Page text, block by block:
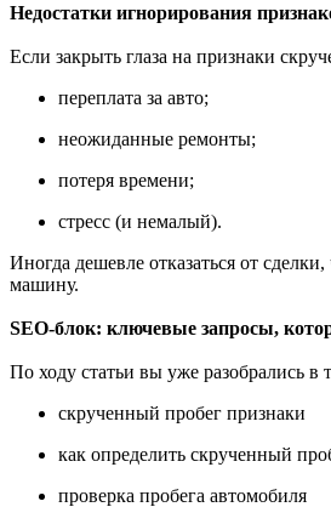
Недостатки игнорирования
Если закрыть глаза на признаки
переплата за авто;
неожиданные ремонты;
потеря времени;
стресс (и немалый).
Иногда дешевле отказаться от
машину.
SEO-блок: ключевые запросы,
По ходу статьи вы уже разобрались в
скрученный пробег признаки
как определить скрученный
проверка пробега автомобиля